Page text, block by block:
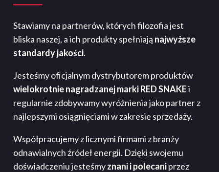
Stawiamy na partnerów, których filozofia jest
bliska naszej, a ich produkty spełniają najwyższe
standardy jakości.
Jesteśmy oficjalnym dystrybutorem produktów
wielokrotnie nagradzanej marki RED SNAKEi
regularnie zdobywamy wyróżnienia jako partner z
najlepszymi osiągnięciami w zakresie sprzedaży.
Współpracujemy z licznymi firmami z branży
odnawialnych źródeł energii. Dzięki swojemu
doświadczeniu jesteśmyznani i polecaniprzez